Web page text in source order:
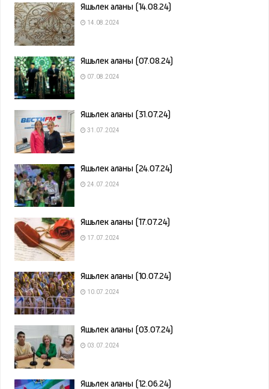
Яшьлек аланы (14.08.24)
14.08.2024
Яшьлек аланы (07.08.24)
07.08.2024
Яшьлек аланы (31.07.24)
31.07.2024
Яшьлек аланы (24.07.24)
24.07.2024
Яшьлек аланы (17.07.24)
17.07.2024
Яшьлек аланы (10.07.24)
10.07.2024
Яшьлек аланы (03.07.24)
03.07.2024
Яшьлек аланы (12.06.24)